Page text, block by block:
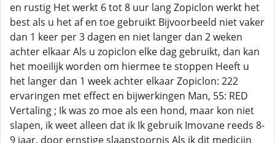
en rustig Het werkt 6 tot 8 uur lang Zopiclon werkt het
best als u het af en toe gebruikt Bijvoorbeeld niet vaker
dan 1 keer per 3 dagen en niet langer dan 2 weken
achter elkaar Als u zopiclon elke dag gebruikt, dan kan
het moeilijk worden om hiermee te stoppen Heeft u
het langer dan 1 week achter elkaar Zopiclon: 222
ervaringen met effect en bijwerkingen Man, 55: RED
Vertaling ; Ik was zo moe als een hond, maar kon niet
slapen, ik weet alleen dat ik Ik gebruik Imovane reeds 8-
9 jaar, door ernstige slaapstoornis Als ik dit medicijn